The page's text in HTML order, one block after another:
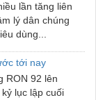
lần tăng liên
lý dân chúng
dùng...
tới nay
RON 92 lên
lục lập cuối